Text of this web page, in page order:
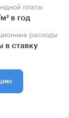
платы
в год
расходы
в ставку